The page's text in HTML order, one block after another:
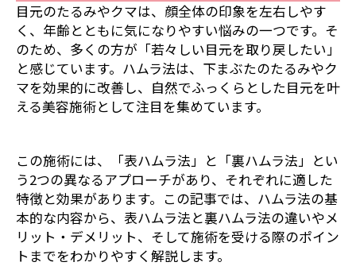
目元のたるみやクマは、顔全体の印象を左右しやす
く、年齢とともに気になりやすい悩みの一つです。そ
のため、多くの方が「若々しい目元を取り戻したい」
と感じています。ハムラ法は、下まぶたのたるみやク
マを効果的に改善し、自然でふっくらとした目元を叶
える美容施術として注目を集めています。
この施術には、「表ハムラ法」と「裏ハムラ法」とい
う2つの異なるアプローチがあり、それぞれに適した
特徴と効果があります。この記事では、ハムラ法の基
本的な内容から、表ハムラ法と裏ハムラ法の違いやメ
リット・デメリット、そして施術を受ける際のポイン
トまでをわかりやすく解説します。